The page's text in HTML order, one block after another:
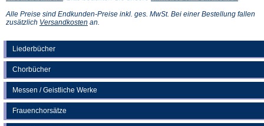
Liederbücher
Chorbücher
Messen / Geistliche Werke
Frauenchorsätze
einem
neuen
einem
Alle Preise sind Endkunden-Preise inkl. ges. MwSt. Bei einer Bestellung fallen
zusätzlich Versandkosten (Öffnet
an.